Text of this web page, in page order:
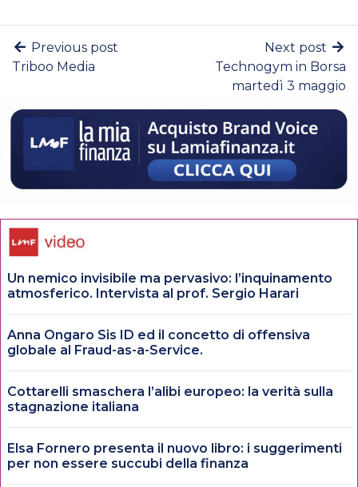
Previous post
Triboo Media
Next post
Technogym in Borsa
martedì 3 maggio
Un nemico invisibile ma pervasivo: l’inquinamento
atmosferico. Intervista al prof. Sergio Harari
Anna Ongaro Sis ID ed il concetto di offensiva
globale al Fraud-as-a-Service.
Cottarelli smaschera l’alibi europeo: la verità sulla
stagnazione italiana
Elsa Fornero presenta il nuovo libro: i suggerimenti
per non essere succubi della finanza